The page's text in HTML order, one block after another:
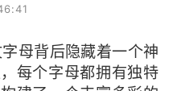
母背后隐藏着一个神
每个字母都拥有独特